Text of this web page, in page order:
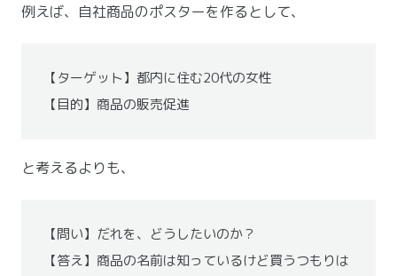
例えば、自社商品のポスターを作るとして、
【ターゲット】都内に住む20代の女性
【目的】商品の販売促進
と考えるよりも、
【問い】だれを、どうしたいのか？
【答え】商品の名前は知っているけど買うつもりは